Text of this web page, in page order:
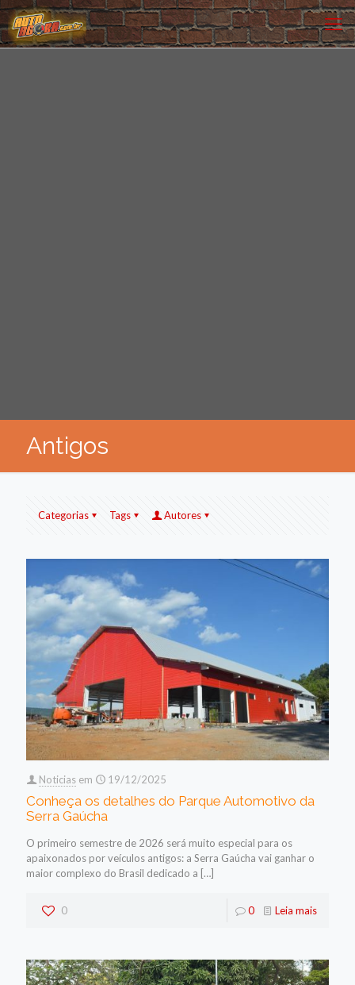
Antigos
Categorias Tags Autores
Noticias em 19/12/2025
Conheça os detalhes do Parque Automotivo da
Serra Gaúcha
O primeiro semestre de 2026 será muito especial para os
apaixonados por veículos antigos: a Serra Gaúcha vai ganhar o
maior complexo do Brasil dedicado a […]
0 0 Leia mais